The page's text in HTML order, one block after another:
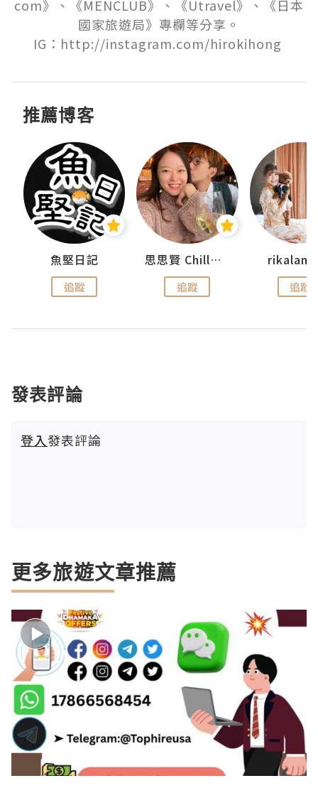
com》、《MENCLUB》、《Utravel》、《日本
國家旅遊局》專欄等分享。
推薦博客
魚堅日記
追蹤
思思賢 ChillMyBabe
追蹤 追蹤
發表評論
登入發表評論
更多旅遊文章推薦